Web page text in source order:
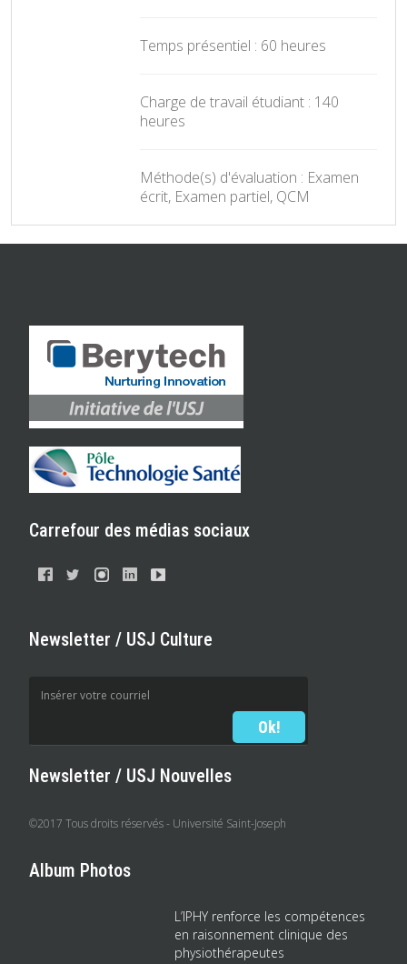
Temps présentiel : 60 heures
Charge de travail étudiant : 140
heures
Méthode(s) d'évaluation : Examen
écrit, Examen partiel, QCM
Carrefour des médias sociaux
Newsletter / USJ Culture
Newsletter / USJ Nouvelles
©2017 Tous droits réservés - Université Saint-Joseph
Album Photos
L’IPHY renforce les compétences
en raisonnement clinique des
physiothérapeutes